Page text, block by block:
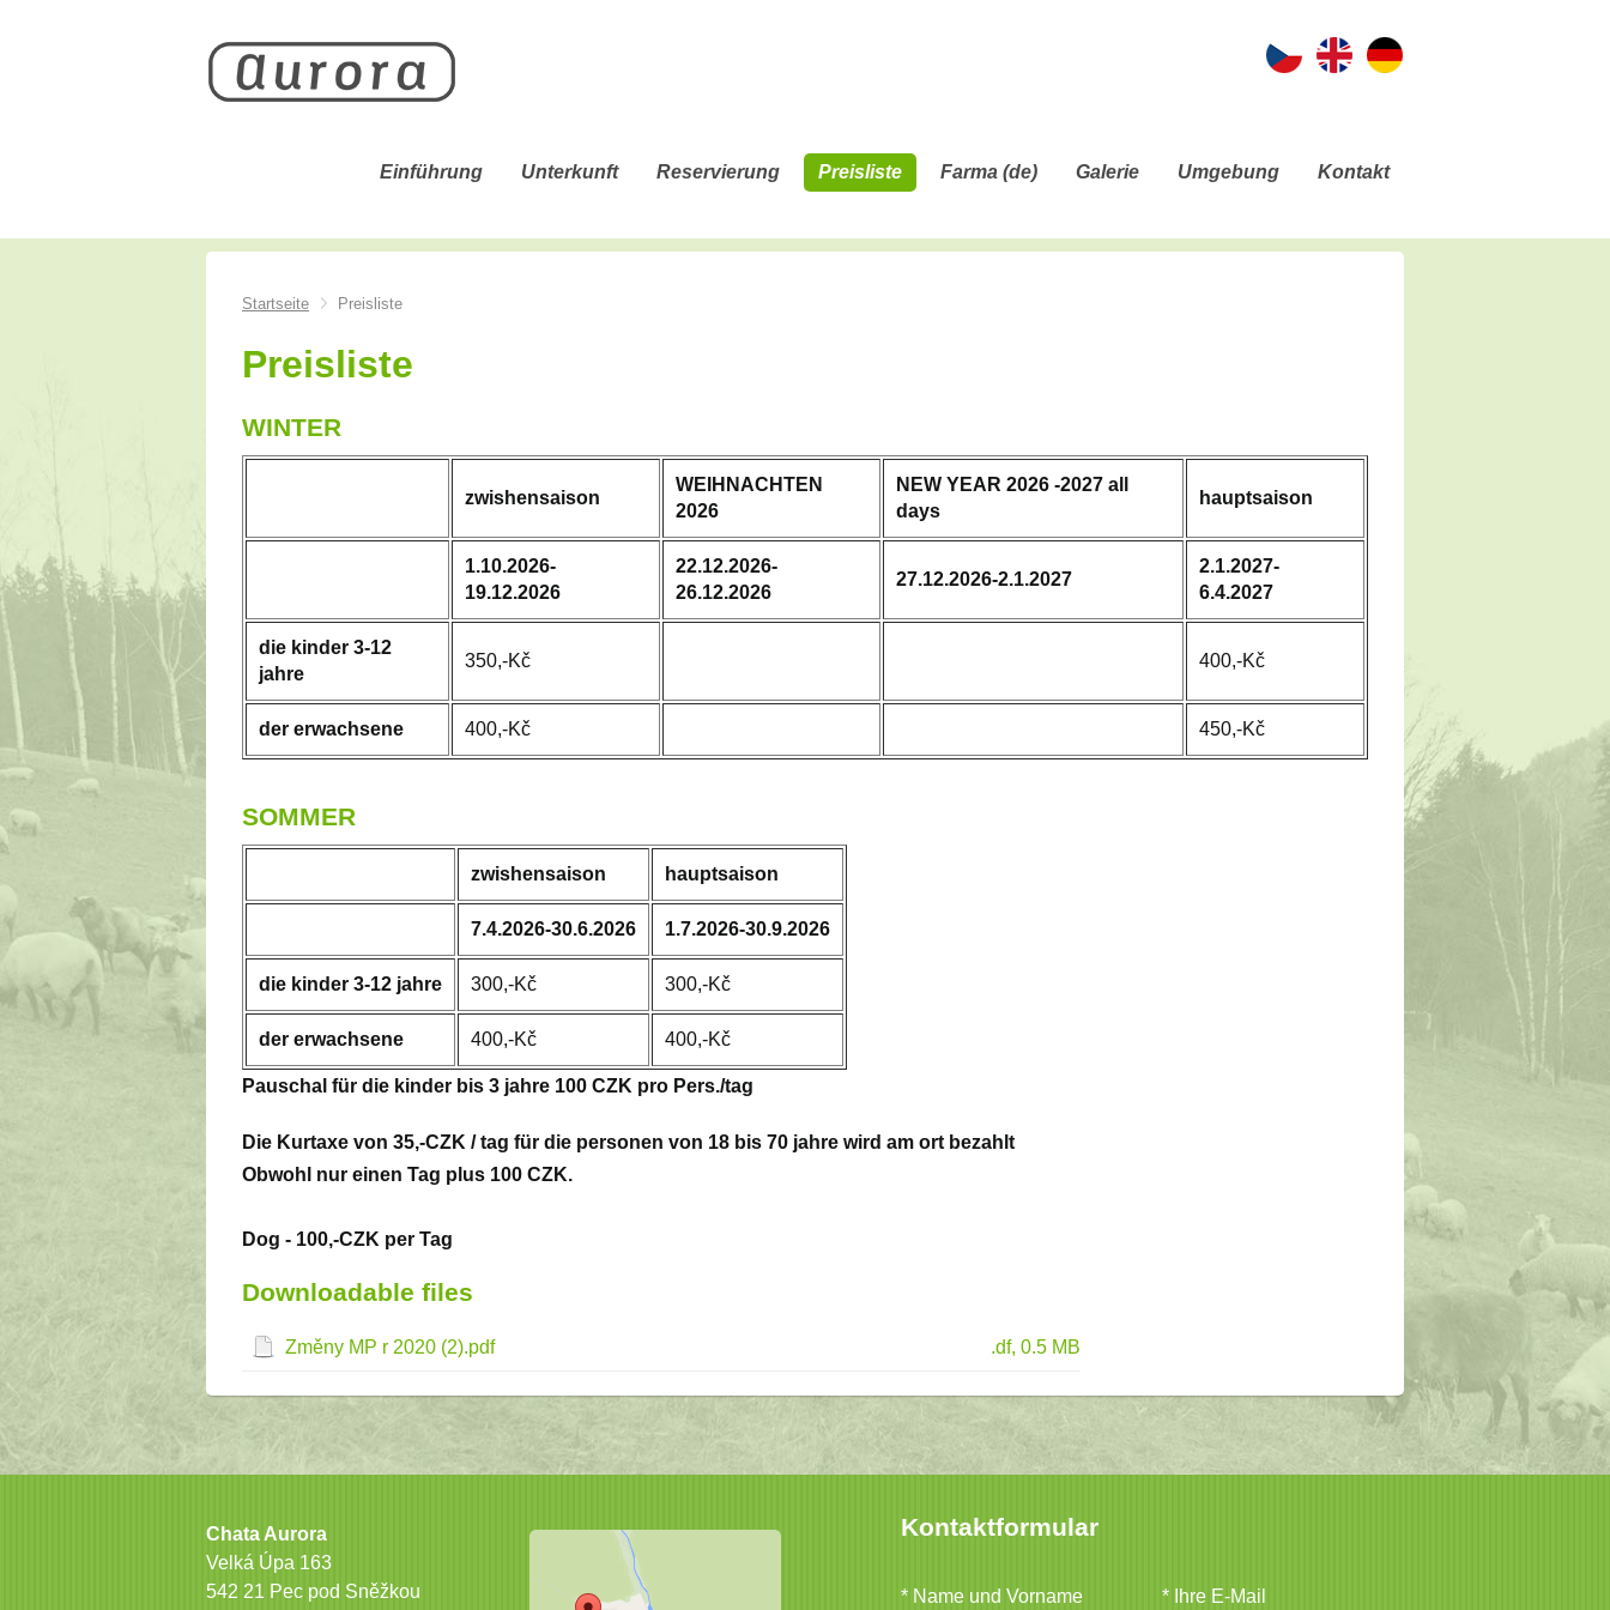
Einführung Unterkunft Reservierung Preisliste Farma (de) Galerie Umgebung Kontakt
Startseite Preisliste
Preisliste
WINTER
zwishensaison
WEIHNACHTEN
2026
NEW YEAR 2026 -2027 all
days
hauptsaison
1.10.2026-
19.12.2026
22.12.2026-
26.12.2026
27.12.2026-2.1.2027
2.1.2027-
6.4.2027
die kinder 3-12
jahre
350,-Kč 400,-Kč
der erwachsene 400,-Kč 450,-Kč
SOMMER
zwishensaison hauptsaison
7.4.2026-30.6.2026 1.7.2026-30.9.2026
die kinder 3-12 jahre 300,-Kč 300,-Kč
der erwachsene 400,-Kč 400,-Kč
Pauschal für die kinder bis 3 jahre 100 CZK pro Pers./tag
Die Kurtaxe von 35,-CZK / tag für die personen von 18 bis 70 jahre wird am ort bezahlt
Obwohl nur einen Tag plus 100 CZK.
Dog - 100,-CZK per Tag
Downloadable files
Změny MP r 2020 (2).pdf .df, 0.5 MB
Chata Aurora
Velká Úpa 163
542 21 Pec pod Sněžkou
Kontaktformular
* Name und Vorname * Ihre E-Mail